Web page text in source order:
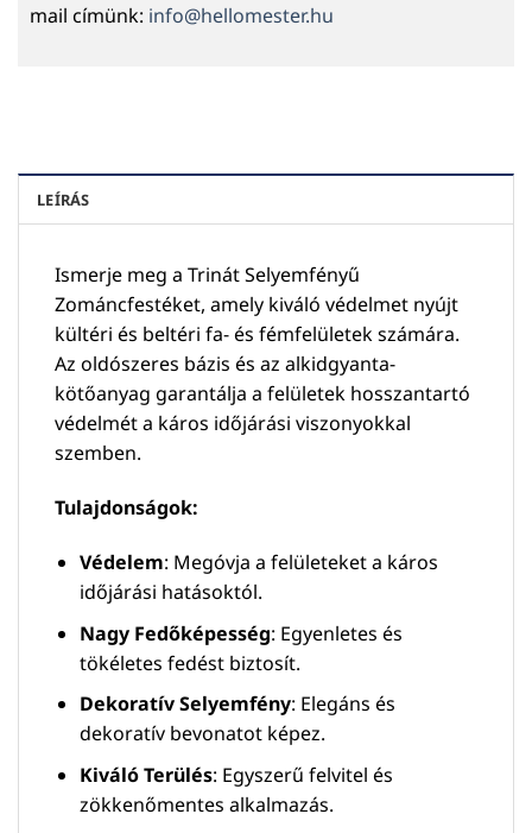
mail címünk: info@hellomester.hu
LEÍRÁS
Ismerje meg a Trinát Selyemfényű
Zománcfestéket, amely kiváló védelmet nyújt
kültéri és beltéri fa- és fémfelületek számára.
Az oldószeres bázis és az alkidgyanta-
kötőanyag garantálja a felületek hosszantartó
védelmét a káros időjárási viszonyokkal
szemben.
Tulajdonságok:
Védelem: Megóvja a felületeket a káros
időjárási hatásoktól.
Nagy Fedőképesség: Egyenletes és
tökéletes fedést biztosít.
Dekoratív Selyemfény: Elegáns és
dekoratív bevonatot képez.
Kiváló Terülés: Egyszerű felvitel és
zökkenőmentes alkalmazás.